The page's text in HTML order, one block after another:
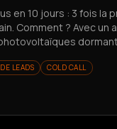
en 10 jours : 3 fois la
Comment ? Avec un
LEADS COLD CALL